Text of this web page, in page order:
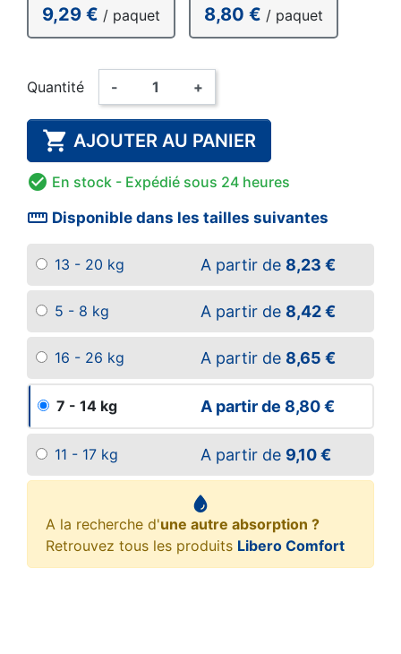
9,29 € / paquet 8,80 € / paquet
Quantité - +
 AJOUTER AU PANIER
 En stock - Expédié sous 24 heures
straighten Disponible dans les tailles suivantes
13 - 20 kg A partir de 8,23 €
5 - 8 kg A partir de 8,42 €
16 - 26 kg A partir de 8,65 €
7 - 14 kg A partir de 8,80 €
11 - 17 kg A partir de 9,10 €
A la recherche d'une autre absorption ?
Retrouvez tous les produits Libero Comfort